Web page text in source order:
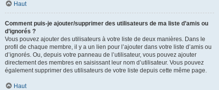
Haut
Comment puis-je ajouter/supprimer des utilisateurs de ma liste d’amis ou
d’ignorés ?
Vous pouvez ajouter des utilisateurs à votre liste de deux manières. Dans le
profil de chaque membre, il y a un lien pour l’ajouter dans votre liste d’amis ou
d’ignorés. Ou, depuis votre panneau de l’utilisateur, vous pouvez ajouter
directement des membres en saisissant leur nom d’utilisateur. Vous pouvez
également supprimer des utilisateurs de votre liste depuis cette même page.
Haut